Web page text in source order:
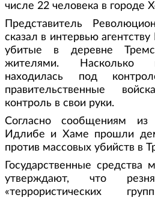
числе 22 человека в городе
Представитель
сказал в интервью
убитые в деревне
жителями. Насколько
находилась под
правительственные
контроль в свои руки.
Согласно сообщениям
Идлибе и Хаме прошли
против массовых убийств в
Государственные средства
утверждают, что
«террористических